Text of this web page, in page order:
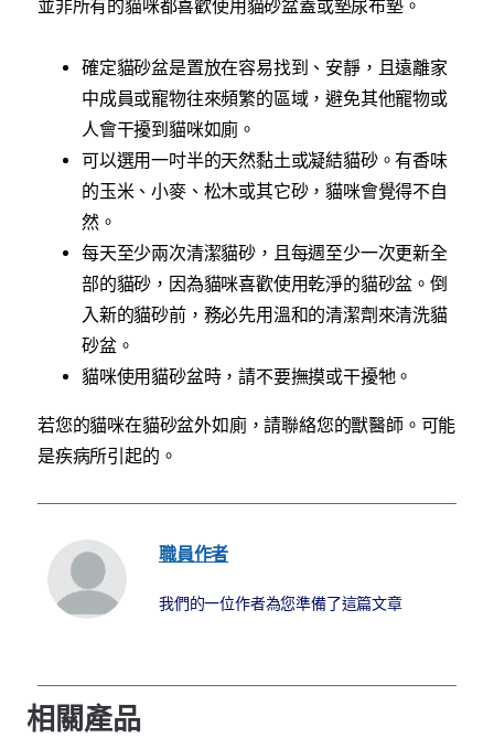
並非所有的貓咪都喜歡使用貓砂盆蓋或墊尿布墊。
確定貓砂盆是置放在容易找到、安靜，且遠離家
中成員或寵物往來頻繁的區域，避免其他寵物或
人會干擾到貓咪如廁。
可以選用一吋半的天然黏土或凝結貓砂。有香味
的玉米、小麥、松木或其它砂，貓咪會覺得不自
然。
每天至少兩次清潔貓砂，且每週至少一次更新全
部的貓砂，因為貓咪喜歡使用乾淨的貓砂盆。倒
入新的貓砂前，務必先用溫和的清潔劑來清洗貓
砂盆。
貓咪使用貓砂盆時，請不要撫摸或干擾牠。
若您的貓咪在貓砂盆外如廁，請聯絡您的獸醫師。可能
是疾病所引起的。
職員作者
我們的一位作者為您準備了這篇文章
相關產品